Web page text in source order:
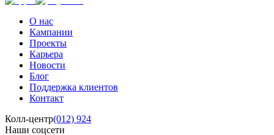
О нас
Кампании
Проекты
Карьера
Новости
Блог
Поддержка клиентов
Контакт
Колл-центр(012) 924
Наши соцсети